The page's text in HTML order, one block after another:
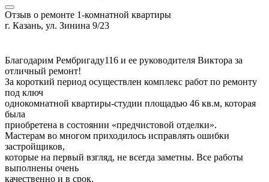
Отзыв о ремонте 1-комнатной квартиры
г. Казань, ул. Зинина 9/23
Благодарим Рембригаду116 и ее руководителя Виктора за
отличный ремонт!
За короткий период осуществлен комплекс работ по ремонту
под ключ
однокомнатной квартиры-студии площадью 46 кв.м, которая
была
приобретена в состоянии «предчистовой отделки».
Мастерам во многом приходилось исправлять ошибки
застройщиков,
которые на первый взгляд, не всегда заметны. Все работы
выполнены очень
качественно и в срок.